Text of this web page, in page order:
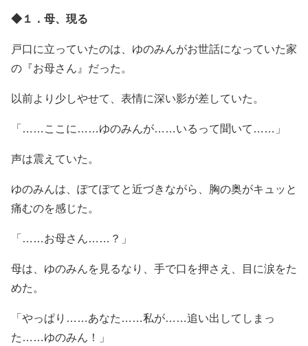
◆１．母、現る
戸口に立っていたのは、ゆのみんがお世話になっていた家
の『お母さん』だった。
以前より少しやせて、表情に深い影が差していた。
「……ここに……ゆのみんが……いるって聞いて……」
声は震えていた。
ゆのみんは、ぽてぽてと近づきながら、胸の奥がキュッと
痛むのを感じた。
「……お母さん……？」
母は、ゆのみんを見るなり、手で口を押さえ、目に涙をた
めた。
「やっぱり……あなた……私が……追い出してしまっ
た……ゆのみん！」